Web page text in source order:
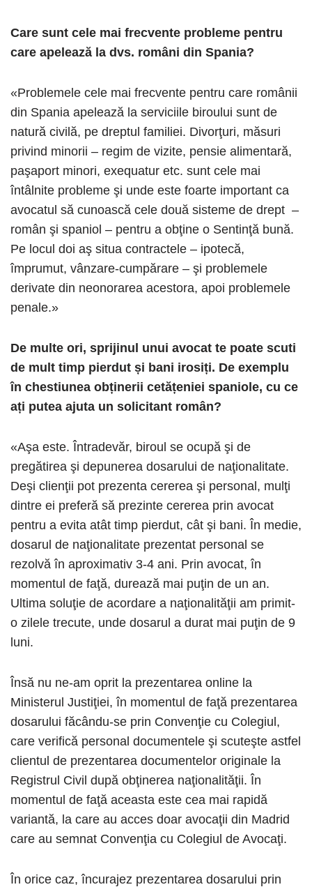
Care sunt cele mai frecvente probleme pentru
care apelează la dvs. români din Spania?
«Problemele cele mai frecvente pentru care românii
din Spania apelează la serviciile biroului sunt de
natură civilă, pe dreptul familiei. Divorţuri, măsuri
privind minorii – regim de vizite, pensie alimentară,
paşaport minori, exequatur etc. sunt cele mai
întâlnite probleme şi unde este foarte important ca
avocatul să cunoască cele două sisteme de drept –
român şi spaniol – pentru a obţine o Sentinţă bună.
Pe locul doi aş situa contractele – ipotecă,
împrumut, vânzare-cumpărare – şi problemele
derivate din neonorarea acestora, apoi problemele
penale.»
De multe ori, sprijinul unui avocat te poate scuti
de mult timp pierdut și bani irosiți. De exemplu
în chestiunea obținerii cetățeniei spaniole, cu ce
ați putea ajuta un solicitant român?
«Aşa este. Întradevăr, biroul se ocupă şi de
pregătirea şi depunerea dosarului de naţionalitate.
Deşi clienţii pot prezenta cererea şi personal, mulţi
dintre ei preferă să prezinte cererea prin avocat
pentru a evita atât timp pierdut, cât şi bani. În medie,
dosarul de naţionalitate prezentat personal se
rezolvă în aproximativ 3-4 ani. Prin avocat, în
momentul de faţă, durează mai puţin de un an.
Ultima soluţie de acordare a naţionalităţii am primit-
o zilele trecute, unde dosarul a durat mai puţin de 9
luni.
Însă nu ne-am oprit la prezentarea online la
Ministerul Justiţiei, în momentul de faţă prezentarea
dosarului făcându-se prin Convenţie cu Colegiul,
care verifică personal documentele şi scuteşte astfel
clientul de prezentarea documentelor originale la
Registrul Civil după obţinerea naţionalităţii. În
momentul de faţă aceasta este cea mai rapidă
variantă, la care au acces doar avocaţii din Madrid
care au semnat Convenţia cu Colegiul de Avocaţi.
În orice caz, încurajez prezentarea dosarului prin